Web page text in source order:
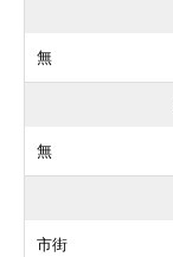
無
無
市街